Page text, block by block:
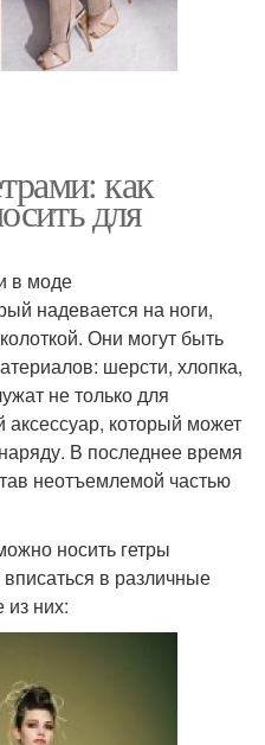
как
для
в моде
надевается на ноги,
Они могут быть
шерсти, хлопка,
не только для
аксессуар, который может
В последнее время
неотъемлемой частью
носить гетры
в различные
них: